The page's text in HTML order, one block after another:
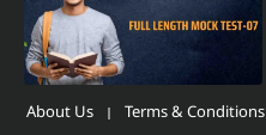
About Us Terms & Conditions